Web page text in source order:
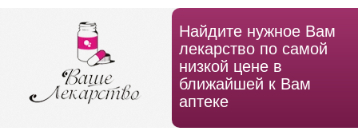
Найдите нужное Вам
лекарство по самой
низкой цене в
ближайшей к Вам
аптеке